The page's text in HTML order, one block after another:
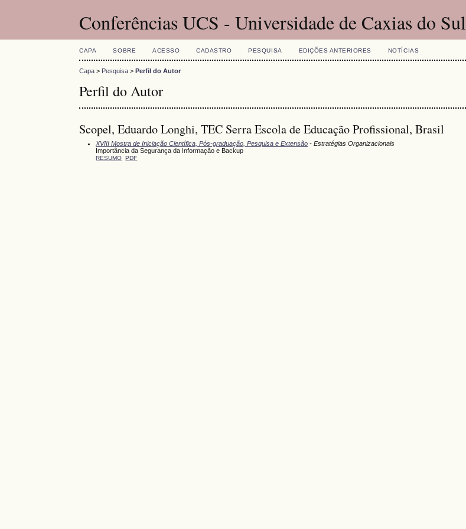
Conferências UCS - Universidade de Caxias do Sul
CAPA SOBRE ACESSO CADASTRO PESQUISA EDIÇÕES ANTERIORES NOTÍCIAS
Capa > Pesquisa >Perfil do Autor
Perfil do Autor
Scopel, Eduardo Longhi, TEC Serra Escola de Educação Profissional, Brasil
XVIII Mostra de Iniciação Científica, Pós-graduação, Pesquisa e Extensão - Estratégias Organizacionais
Importância da Segurança da Informação e Backup
RESUMO PDF